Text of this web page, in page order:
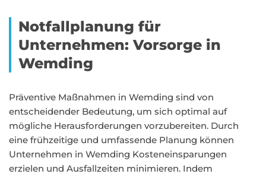
Notfallplanung für
Unternehmen: Vorsorge in
Wemding
Präventive Maßnahmen in Wemding sind von
entscheidender Bedeutung, um sich optimal auf
mögliche Herausforderungen vorzubereiten. Durch
eine frühzeitige und umfassende Planung können
Unternehmen in Wemding Kosteneinsparungen
erzielen und Ausfallzeiten minimieren. Indem